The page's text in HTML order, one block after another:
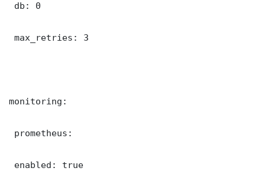
db: 0
max_retries: 3
monitoring:
prometheus:
enabled: true